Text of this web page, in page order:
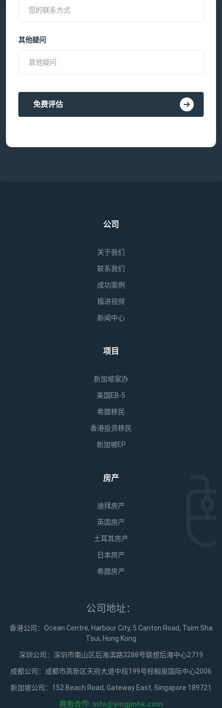
其他疑问
免费评估
公司
关于我们
联系我们
成功案例
楹进视频
新闻中心
项目
新加坡家办
美国EB-5
希腊移民
香港投资移民
新加坡EP
房产
迪拜房产
英国房产
土耳其房产
日本房产
希腊房产
公司地址：
香港公司：Ocean Centre, Harbour City, 5 Canton Road, Tsim Sha
Tsui, Hong Kong
深圳公司：深圳市南山区后海滨路3288号联想后海中心2719
成都公司：成都市高新区天府大道中段199号棕榈泉国际中心2006
新加坡公司：152 Beach Road, Gateway East, Singapore 189721
商务合作: info@yingjinhk.com